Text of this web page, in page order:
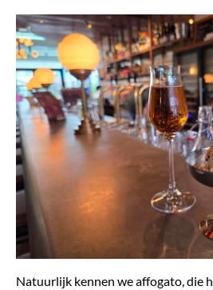
Natuurlijk kennen we affogato, die